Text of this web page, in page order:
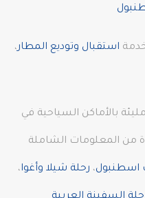
استقبال وتوديع المطار،
بالأماكن السياحية في
من المعلومات الشاملة
اسطنبول، رحلة شيلا وأغوا،